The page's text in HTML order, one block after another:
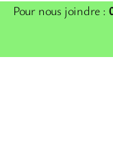
Pour nous joindre :